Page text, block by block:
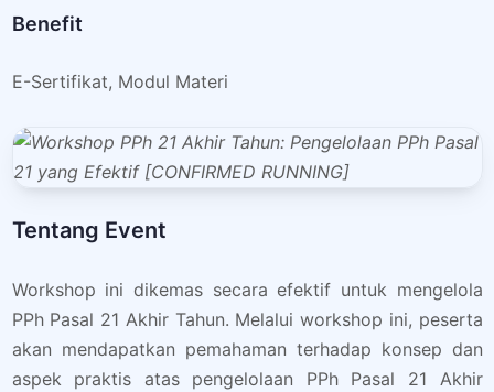
Benefit
E-Sertifikat, Modul Materi
Tentang Event
Workshop ini dikemas secara efektif untuk mengelola
PPh Pasal 21 Akhir Tahun. Melalui workshop ini, peserta
akan mendapatkan pemahaman terhadap konsep dan
aspek praktis atas pengelolaan PPh Pasal 21 Akhir